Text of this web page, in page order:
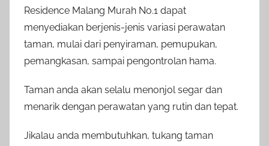
Residence Malang Murah No.1 dapat
menyediakan berjenis-jenis variasi perawatan
taman, mulai dari penyiraman, pemupukan,
pemangkasan, sampai pengontrolan hama.
Taman anda akan selalu menonjol segar dan
menarik dengan perawatan yang rutin dan tepat.
Jikalau anda membutuhkan, tukang taman